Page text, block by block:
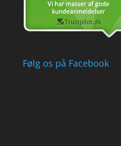
Følg os på Facebook